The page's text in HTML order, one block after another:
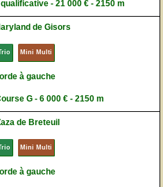
- 21 000 € - 2150 m
de Gisors
Mini Multi
à gauche
G - 6 000 € - 2150 m
de Breteuil
Mini Multi
à gauche